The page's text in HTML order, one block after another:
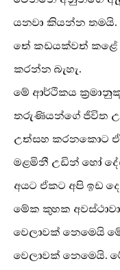
යනවා කියන්න තමයි.
තේ කඩයක්වත් කළේ
කරන්න බැහැ.
මේ ආර්ථිකය
තරුණියන්ගේ ජීවිත
උත්සහ කරනකොට
මළමිනී උඩින් හෝ
අයට ඒකට අපි ඉඩ
මේක කුහක
වෙලාවක් නෙමෙයි
වෙලාවක් නෙමෙයි.